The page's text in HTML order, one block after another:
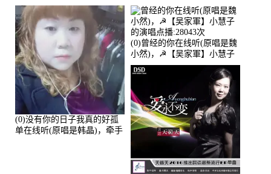
播:36次
(0)没有你的日子我真的好孤
单在线听(原唱是韩晶)，牵手
(0)曾经的你在线听(原唱是魏
小然)，☭【吴家軍】小慧子
的演唱点播:28043次